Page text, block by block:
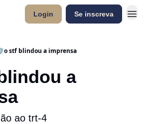
Login Se inscreva
stf blindou a imprensa
a
ao trt-4